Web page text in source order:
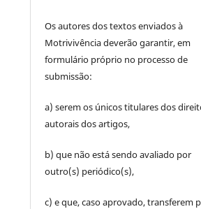
Os autores dos textos enviados à
Motrivivência deverão garantir, em
formulário próprio no processo de
submissão:
a) serem os únicos titulares dos
autorais dos artigos,
b) que não está sendo avaliado por
outro(s) periódico(s),
c) e que, caso aprovado, transferem